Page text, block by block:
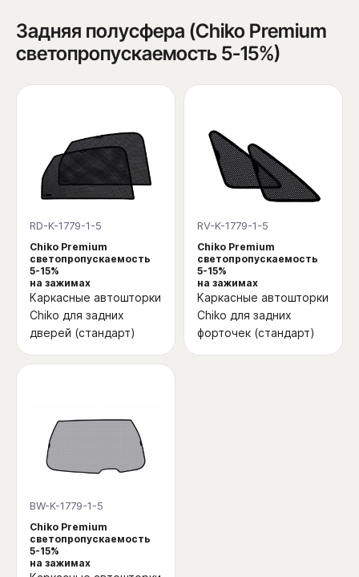
Задняя полусфера (Chiko Premium
светопропускаемость 5-15%)
RD-K-1779-1-5
Chiko Premium
светопропускаемость
5-15%
на зажимах
Каркасные автошторки
Chiko для задних
дверей (стандарт)
RV-K-1779-1-5
Chiko Premium
светопропускаемость
5-15%
на зажимах
Каркасные автошторки
Chiko для задних
форточек (стандарт)
BW-K-1779-1-5
Chiko Premium
светопропускаемость
5-15%
на зажимах